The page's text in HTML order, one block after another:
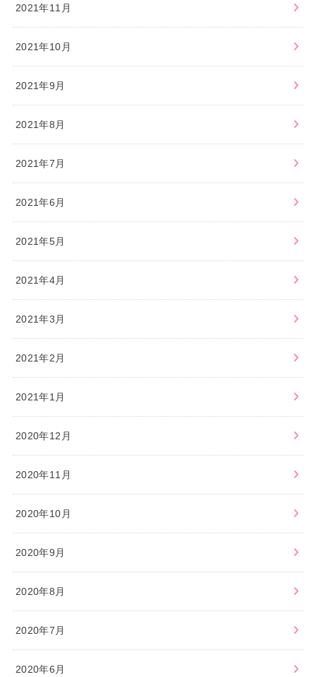
2021年11月
2021年10月
2021年9月
2021年8月
2021年7月
2021年6月
2021年5月
2021年4月
2021年3月
2021年2月
2021年1月
2020年12月
2020年11月
2020年10月
2020年9月
2020年8月
2020年7月
2020年6月